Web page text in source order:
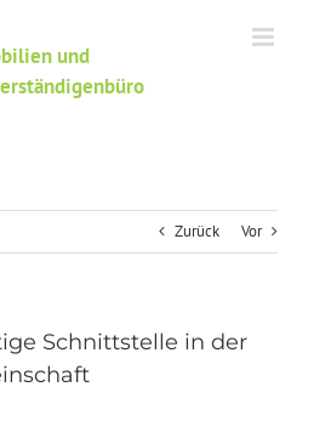
und
Zurück Vor
Schnittstelle in der